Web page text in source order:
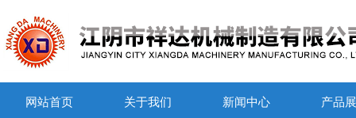
网站首页 关于我们 新闻中心 产品